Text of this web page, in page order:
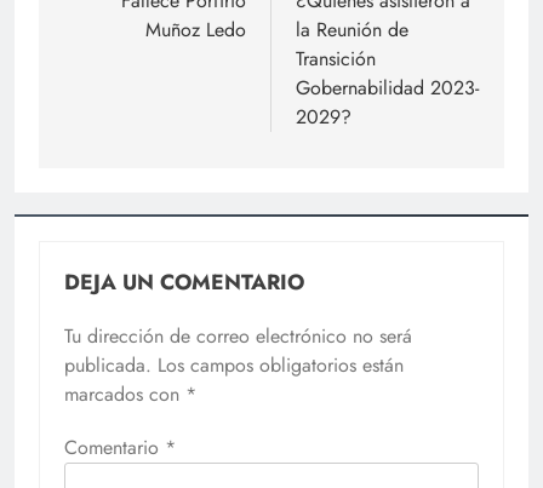
entradasMuñoz Ledo
la Reunión de
Transición
Gobernabilidad 2023-
2029?
DEJA UN COMENTARIO
Tu dirección de correo electrónico no será
publicada. Los campos obligatorios están
marcados con *
Comentario *